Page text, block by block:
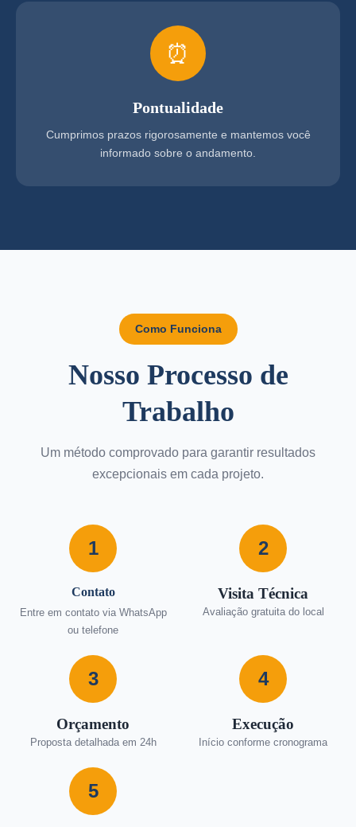
⏰
Pontualidade
Cumprimos prazos rigorosamente e mantemos você
informado sobre o andamento.
Como Funciona
Nosso Processo de
Trabalho
Um método comprovado para garantir resultados
excepcionais em cada projeto.
1
Contato
Entre em contato via WhatsApp
ou telefone
2
Visita Técnica
Avaliação gratuita do local
3
Orçamento
Proposta detalhada em 24h
4
Execução
Início conforme cronograma
5